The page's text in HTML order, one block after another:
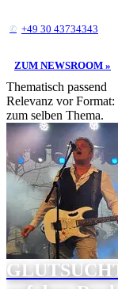
+49 30 43734343
ZUM NEWSROOM »
Thematisch passend
Relevanz vor Format:
zum selben Thema.